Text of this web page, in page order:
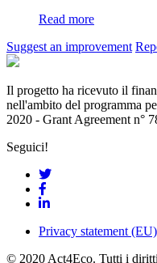
Read more
Suggest an improvement
Il progetto ha ricevuto il
nell'ambito del programma
2020 - Grant Agreement n°
Seguici!
Privacy statement (EU)
© 2020 Act4Eco. Tutti i